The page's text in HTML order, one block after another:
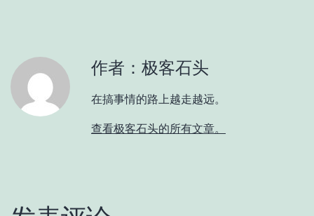
作者：极客石头
在搞事情的路上越走越远。
查看极客石头的所有文章。